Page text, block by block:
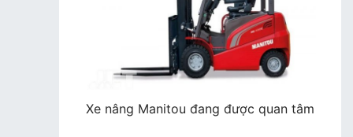
Xe nâng Manitou đang được quan tâm